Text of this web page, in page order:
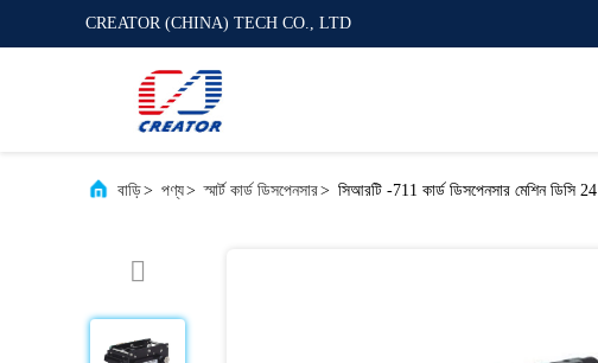
CREATOR (CHINA) TECH CO., LTD
বাড়ি> পণ্য> স্মার্ট কার্ড ডিসপেনসার> সিআরটি -711 কার্ড ডিসপেনসার মেশিন